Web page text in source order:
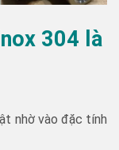
304 là
nhờ vào đặc tính